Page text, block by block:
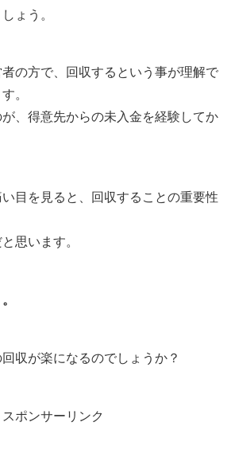
ょう。
の方で、回収するという事が理解で
。
、得意先からの未入金を経験してか
目を見ると、回収することの重要性
思います。
収が楽になるのでしょうか？
スポンサーリンク